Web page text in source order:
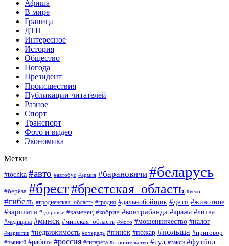
Афиша
В мире
Граница
ДТП
Интересное
История
Общество
Погода
Президент
Происшествия
Публикации читателей
Разное
Спорт
Транспорт
Фото и видео
Экономика
Метки
#tochka #авто #автобус #армия #барановичи #беларусь
#берёза #брест#брестская_область #вело
#гибель #гродненская_область #гродно #дальнобойщик #дети #животное
#зарплата #здоровье #каменец #кобрин #контрабанда #кража #литва
#медицина #минск #минская_область #мото #мошенничество #налог
#наркотик #недвижимость #очередь #пинск #пожар #польша #приговор
#пьяный #работа #россия #сигарета #строительство #суд #такси #футбол